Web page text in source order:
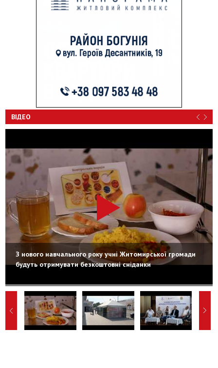
ВІДЕО
З нового навчального року учні Житомирської громади
будуть отримувати безкоштовні сніданки